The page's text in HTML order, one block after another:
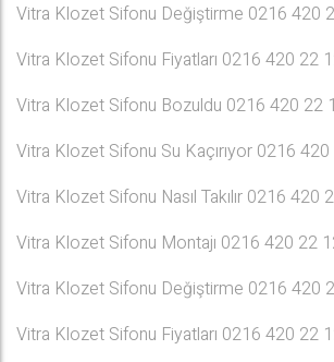
Vitra Klozet Sifonu Değiştirme 0216 420
Vitra Klozet Sifonu Fiyatları 0216 420 22
Vitra Klozet Sifonu Bozuldu 0216 420 22
Vitra Klozet Sifonu Su Kaçırıyor 0216
Vitra Klozet Sifonu Nasıl Takılır 0216 420
Vitra Klozet Sifonu Montajı 0216 420 22
Vitra Klozet Sifonu Değiştirme 0216 420
Vitra Klozet Sifonu Fiyatları 0216 420 22